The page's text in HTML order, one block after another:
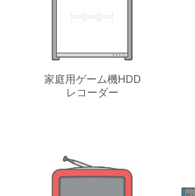
家庭用ゲーム機HDD
レコーダー